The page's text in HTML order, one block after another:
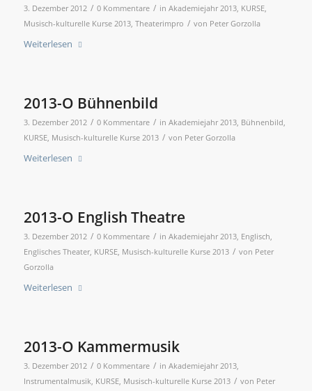
3. Dezember 2012 / 0 Kommentare / in Akademiejahr 2013, KURSE,
Musisch-kulturelle Kurse 2013, Theaterimpro / von Peter Gorzolla
Weiterlesen
2013-O Bühnenbild
3. Dezember 2012 / 0 Kommentare / in Akademiejahr 2013, Bühnenbild,
KURSE, Musisch-kulturelle Kurse 2013 / von Peter Gorzolla
Weiterlesen
2013-O English Theatre
3. Dezember 2012 / 0 Kommentare / in Akademiejahr 2013, Englisch,
Englisches Theater, KURSE, Musisch-kulturelle Kurse 2013 / von Peter
Gorzolla
Weiterlesen
2013-O Kammermusik
3. Dezember 2012 / 0 Kommentare / in Akademiejahr 2013,
Instrumentalmusik, KURSE, Musisch-kulturelle Kurse 2013 / von Peter